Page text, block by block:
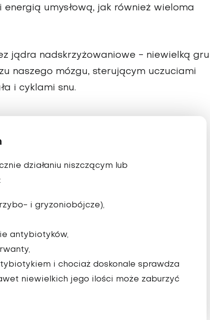
umysłową, jak również wieloma
jądra nadskrzyżowaniowe - niewielką
naszego mózgu, sterującym uczuciami
i cyklami snu.
działaniu niszczącym lub
i gryzoniobójcze),
antybiotyków,
i chociaż doskonale sprawdza
niewielkich jego ilości może zaburzyć